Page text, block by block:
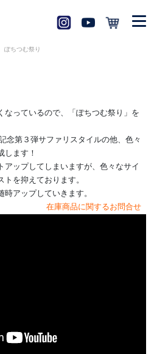
ぽちつむ祭り
なっているので、「ぽちつむ祭り」を
念第３弾サファリスタイルの他、色々
します！
アップしてしまいますが、色々なサイ
を抑えております。
アップしていきます。
在庫商品に関するお問合せ